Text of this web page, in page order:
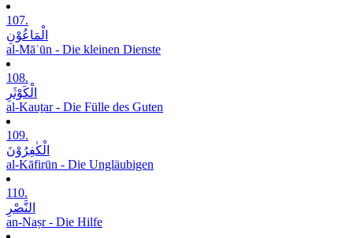
107.
الْمَاعُوْنِ
al-Māʿūn - Die kleinen Dienste
108.
الْکَوْثَرِ
al-Kauṯar - Die Fülle des Guten
109.
الْکٰفِرُوْنَ
al-Kāfirūn - Die Ungläubigen
110.
النَّصْرِ
an-Naṣr - Die Hilfe